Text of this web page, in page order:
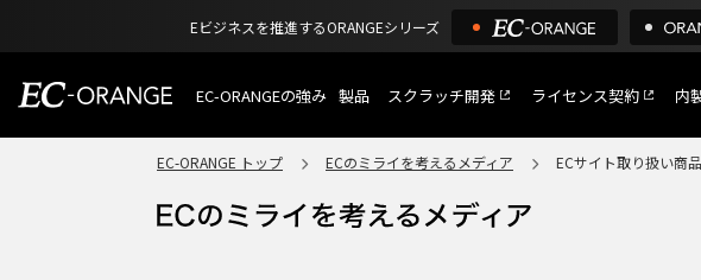
Eビジネスを推進するORANGEシリーズ
EC-ORANGEの強み
選ばれる理由
ECサイトのリプレイス
機能一覧
外部サービス連携
インフラ環境・サポート
製品
特長
ショッピングモール型 EC
スクラッチ開発 ライセンス契約 内
EC-ORANGE トップ ECのミライを考えるメディア ECサイト取り扱い商